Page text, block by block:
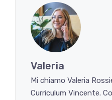
Valeria
Mi chiamo Valeria
Curriculum Vincente.